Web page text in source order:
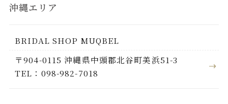
沖縄エリア
BRIDAL SHOP MUQBEL
〒904-0115 沖縄県中頭郡北谷町美浜51-3
TEL：098-982-7018